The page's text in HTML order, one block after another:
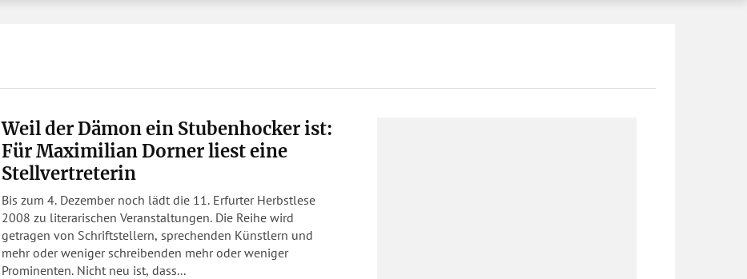
Weil der Dämon ein Stubenhocker ist:
Für Maximilian Dorner liest eine
Stellvertreterin
Bis zum 4. Dezember noch lädt die 11. Erfurter Herbstlese
2008 zu literarischen Veranstaltungen. Die Reihe wird
getragen von Schriftstellern, sprechenden Künstlern und
mehr oder weniger schreibenden mehr oder weniger
Prominenten. Nicht neu ist, dass...